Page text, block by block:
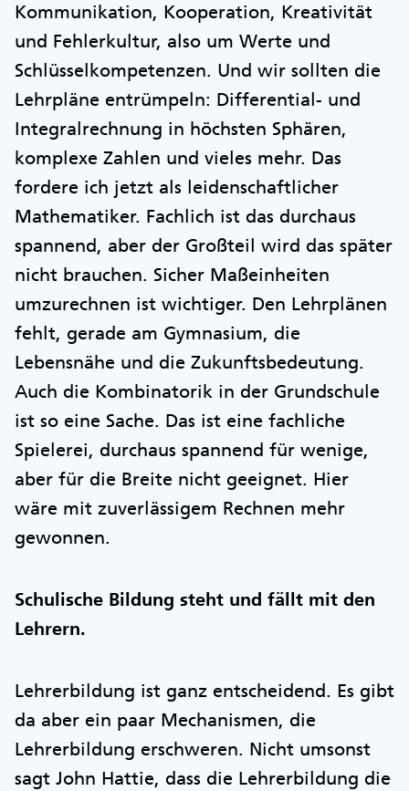
Kommunikation, Kooperation, Kreativität
und Fehlerkultur, also um Werte und
Schlüsselkompetenzen. Und wir sollten die
Lehrpläne entrümpeln: Differential- und
Integralrechnung in höchsten Sphären,
komplexe Zahlen und vieles mehr. Das
fordere ich jetzt als leidenschaftlicher
Mathematiker. Fachlich ist das durchaus
spannend, aber der Großteil wird das später
nicht brauchen. Sicher Maßeinheiten
umzurechnen ist wichtiger. Den Lehrplänen
fehlt, gerade am Gymnasium, die
Lebensnähe und die Zukunftsbedeutung.
Auch die Kombinatorik in der Grundschule
ist so eine Sache. Das ist eine fachliche
Spielerei, durchaus spannend für wenige,
aber für die Breite nicht geeignet. Hier
wäre mit zuverlässigem Rechnen mehr
gewonnen.
Schulische Bildung steht und fällt mit den
Lehrern.
Lehrerbildung ist ganz entscheidend. Es gibt
da aber ein paar Mechanismen, die
Lehrerbildung erschweren. Nicht umsonst
sagt John Hattie, dass die Lehrerbildung die